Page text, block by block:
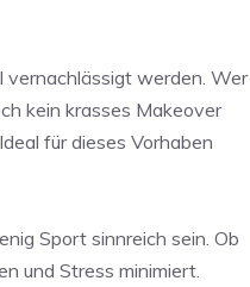
vernachlässigt werden. Wer
kein krasses Makeover
für dieses Vorhaben
Sport sinnreich sein. Ob
und Stress minimiert.